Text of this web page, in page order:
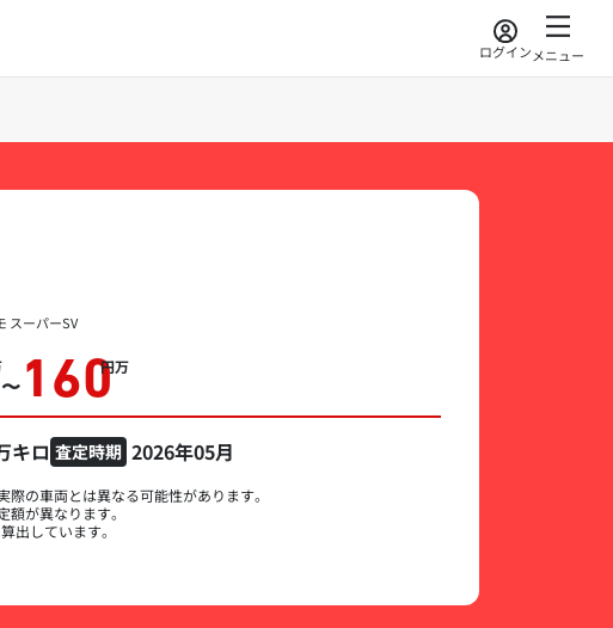
ログインメニュー
スーパーSV
〜 160万円
キロ 査定時期 2026年05月
の車両とは異なる可能性があります。
が異なります。
出しています。